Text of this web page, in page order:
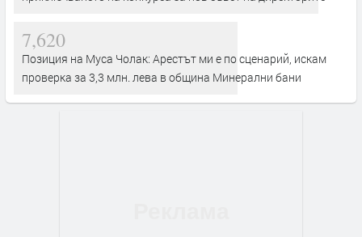
7,620
Позиция на Муса Чолак: Арестът ми е по сценарий, искам
проверка за 3,3 млн. лева в община Минерални бани